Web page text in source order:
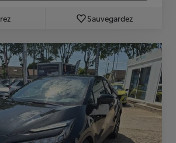
Sauvegardez